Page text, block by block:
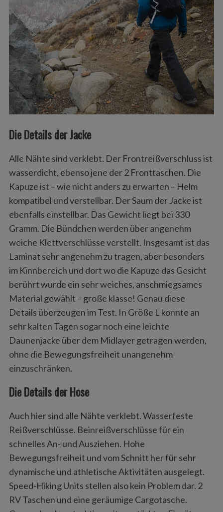
Die Details der Jacke
Alle Nähte sind verklebt. Der Frontreißverschluss ist
wasserdicht, ebenso jene der 2 Fronttaschen. Die
Kapuze ist – wie nicht anders zu erwarten – Helm
kompatibel und verstellbar. Der Saum der Jacke ist
ebenfalls einstellbar. Das Gewicht liegt bei 330
Gramm. Die Bündchen werden über angenehm
weiche Klettverschlüsse verstellt. Insgesamt ist das
Laminat sehr angenehm zu tragen, aber besonders
im Kinnbereich und dort wo die Kapuze das Gesicht
berührt wurde ein sehr weiches, anschmiegsames
Material gewählt – große klasse! Genau diese
Details überzeugen im Test. In Größe L konnte an
sehr kalten Tagen sogar noch eine leichte
Daunenjacke über dem Midlayer getragen werden,
ohne die Bewegungsfreiheit unangenehm
einzuschränken.
Die Details der Hose
Auch hier sind alle Nähte verklebt. Wasserfeste
Reißverschlüsse. Beinreißverschlüsse für ein
schnelles An- und Ausziehen. Hohe
Bewegungsfreiheit und vom Schnitt her für sehr
dynamische und athletische Aktivitäten ausgelegt.
Speed-Hiking Units stellen also kein Problem dar. 2
RV Taschen und eine geräumige Cargotasche.